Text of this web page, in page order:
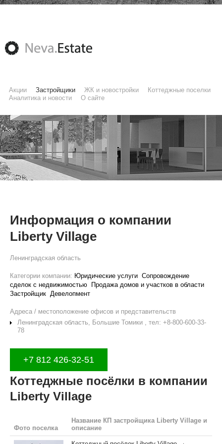
Акции Застройщики ЖК и новостройки
Коттеджные поселки
Аналитика и новости
О сайте
Информация о компании
Liberty Village
Ленинградская область
Категории компании: Юридические услуги Сопровождение
сделок с недвижимостью
Продажа домов и участков в области
Застройщик Девелопмент
Адреса / местоположение офисов и представительств
Ленинградская область, Большие Томики , тел: +8-800-600-33-
78
+7 812 426-32-51
Коттеджные посёлки в компании
Liberty Village
Фото поселка
Название КП застройщика Liberty Village и
описание